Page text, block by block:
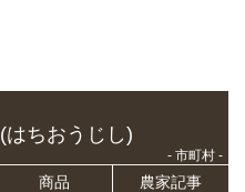
(はちおうじし)
- 市町村 -
商品
農家記事